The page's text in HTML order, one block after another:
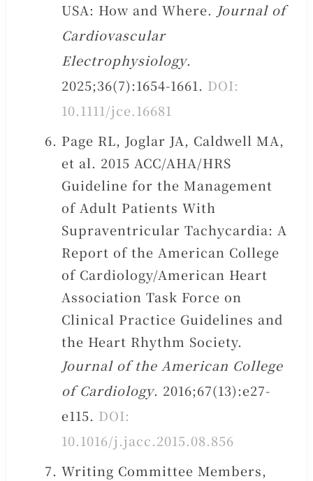
USA: How and Where. Journal of
Cardiovascular
Electrophysiology.
2025;36(7):1654-1661. DOI:
10.1111/jce.16681
Page RL, Joglar JA, Caldwell MA,
et al. 2015 ACC/AHA/HRS
Guideline for the Management
of Adult Patients With
Supraventricular Tachycardia: A
Report of the American College
of Cardiology/American Heart
Association Task Force on
Clinical Practice Guidelines and
the Heart Rhythm Society.
Journal of the American College
of Cardiology. 2016;67(13):e27-
e115. DOI:
10.1016/j.jacc.2015.08.856
Writing Committee Members,